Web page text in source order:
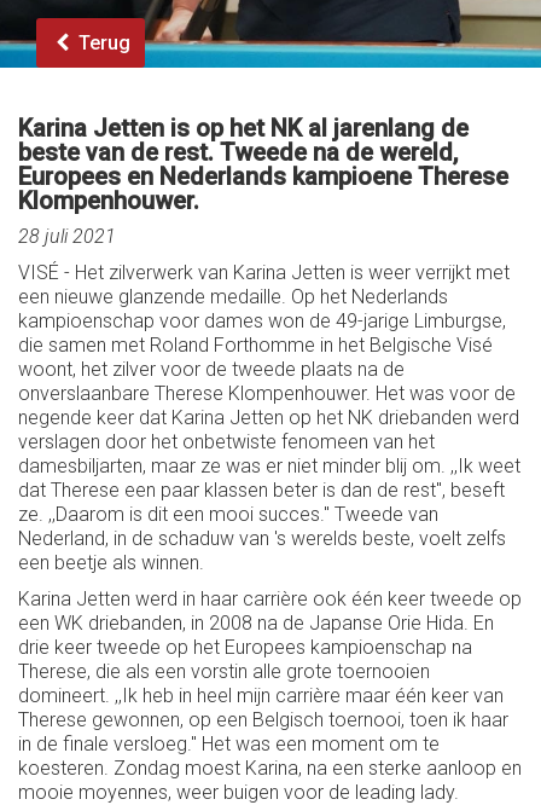
Terug
Karina Jetten is op het NK al jarenlang de
beste van de rest. Tweede na de wereld,
Europees en Nederlands kampioene Therese
Klompenhouwer.
28 juli 2021
VISÉ - Het zilverwerk van Karina Jetten is weer verrijkt met
een nieuwe glanzende medaille. Op het Nederlands
kampioenschap voor dames won de 49-jarige Limburgse,
die samen met Roland Forthomme in het Belgische Visé
woont, het zilver voor de tweede plaats na de
onverslaanbare Therese Klompenhouwer. Het was voor de
negende keer dat Karina Jetten op het NK driebanden werd
verslagen door het onbetwiste fenomeen van het
damesbiljarten, maar ze was er niet minder blij om. ,,Ik weet
dat Therese een paar klassen beter is dan de rest'', beseft
ze. ,,Daarom is dit een mooi succes.'' Tweede van
Nederland, in de schaduw van 's werelds beste, voelt zelfs
een beetje als winnen.
Karina Jetten werd in haar carrière ook één keer tweede op
een WK driebanden, in 2008 na de Japanse Orie Hida. En
drie keer tweede op het Europees kampioenschap na
Therese, die als een vorstin alle grote toernooien
domineert. ,,Ik heb in heel mijn carrière maar één keer van
Therese gewonnen, op een Belgisch toernooi, toen ik haar
in de finale versloeg.'' Het was een moment om te
koesteren. Zondag moest Karina, na een sterke aanloop en
mooie moyennes, weer buigen voor de leading lady.